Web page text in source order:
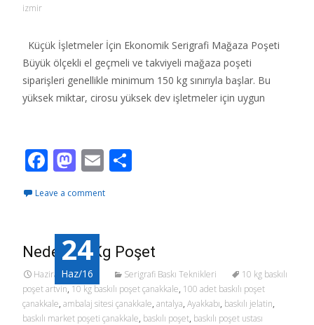
izmir
Küçük İşletmeler İçin Ekonomik Serigrafi Mağaza Poşeti
Büyük ölçekli el geçmeli ve takviyeli mağaza poşeti
siparişleri genellikle minimum 150 kg sınırıyla başlar. Bu
yüksek miktar, cirosu yüksek dev işletmeler için uygun
F
e
b
o
o
k
M
to
d
o
n
E
ai
Leave a comment
24
Haz/16
Neden 10 Kg Poşet
Haziran 24, 2016 Serigrafi Baskı Teknikleri
10 kg baskılı
poşet artvin, 10 kg baskılı poşet çanakkale, 100 adet baskılı poşet
çanakkale, ambalaj sitesi çanakkale, antalya, Ayakkabı, baskılı jelatin,
baskılı market poşeti çanakkale, baskılı poşet, baskılı poşet ustası